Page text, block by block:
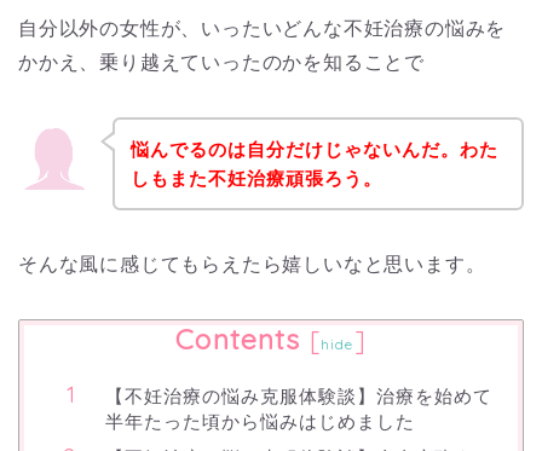
自分以外の女性が、いったいどんな不妊治療の悩みを
かかえ、乗り越えていったのかを知ることで
悩んでるのは自分だけじゃないんだ。 わた
しもまた不妊治療頑張ろう。
そんな風に感じてもらえたら嬉しいなと思います。
Contents [hide ]
【不妊治療の悩み克服体験談】治療を始めて
半年たった頃から悩みはじめました